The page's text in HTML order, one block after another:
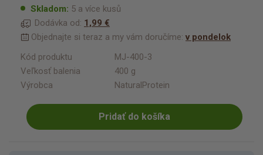
Skladom: 5 a více kusů
Dodávka od: 1,99 €
Objednajte si teraz a my vám doručíme: v pondelok
Kód produktu
MJ-400-3
Veľkosť balenia
400 g
Výrobca
NaturalProtein
Pridať do košíka